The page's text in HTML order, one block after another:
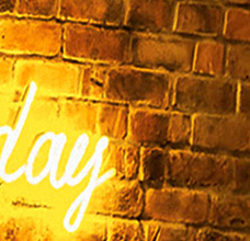
ンデー）」。の
す。カフェ、ラ